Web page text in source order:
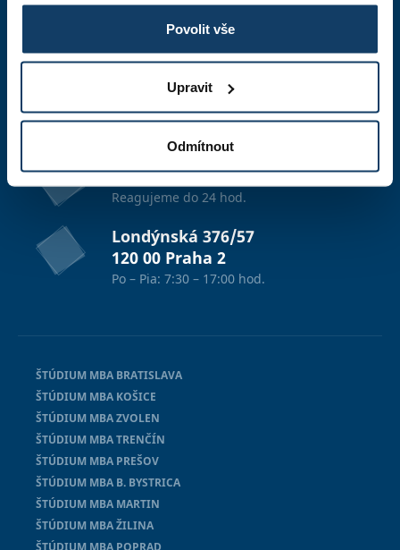
Povolit vše
Upravit
Odmítnout
+420 603 836 740
7:30 - 17:00 hod.
studium@esbm.cz
Reagujeme do 24 hod.
info@esbm.cz
Reagujeme do 24 hod.
Londýnská 376/57
120 00 Praha 2
Po – Pia: 7:30 – 17:00 hod.
ŠTÚDIUM MBA BRATISLAVA
ŠTÚDIUM MBA KOŠICE
ŠTÚDIUM MBA ZVOLEN
ŠTÚDIUM MBA TRENČÍN
ŠTÚDIUM MBA PREŠOV
ŠTÚDIUM MBA B. BYSTRICA
ŠTÚDIUM MBA MARTIN
ŠTÚDIUM MBA ŽILINA
ŠTÚDIUM MBA POPRAD